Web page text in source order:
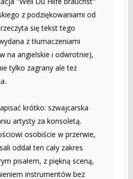
z podziękowaniami od
się tekst tego
z tłumaczeniami
na angielskie i odwrotnie),
tylko zagrany ale też
krótko: szwajcarska
artysty za konsoletą.
osobiście w przerwie,
oddał ten cały zakres
pisałem, z piękną sceną,
instrumentów bez